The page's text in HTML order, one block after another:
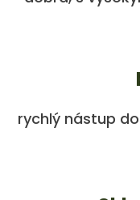
rychlý nástup